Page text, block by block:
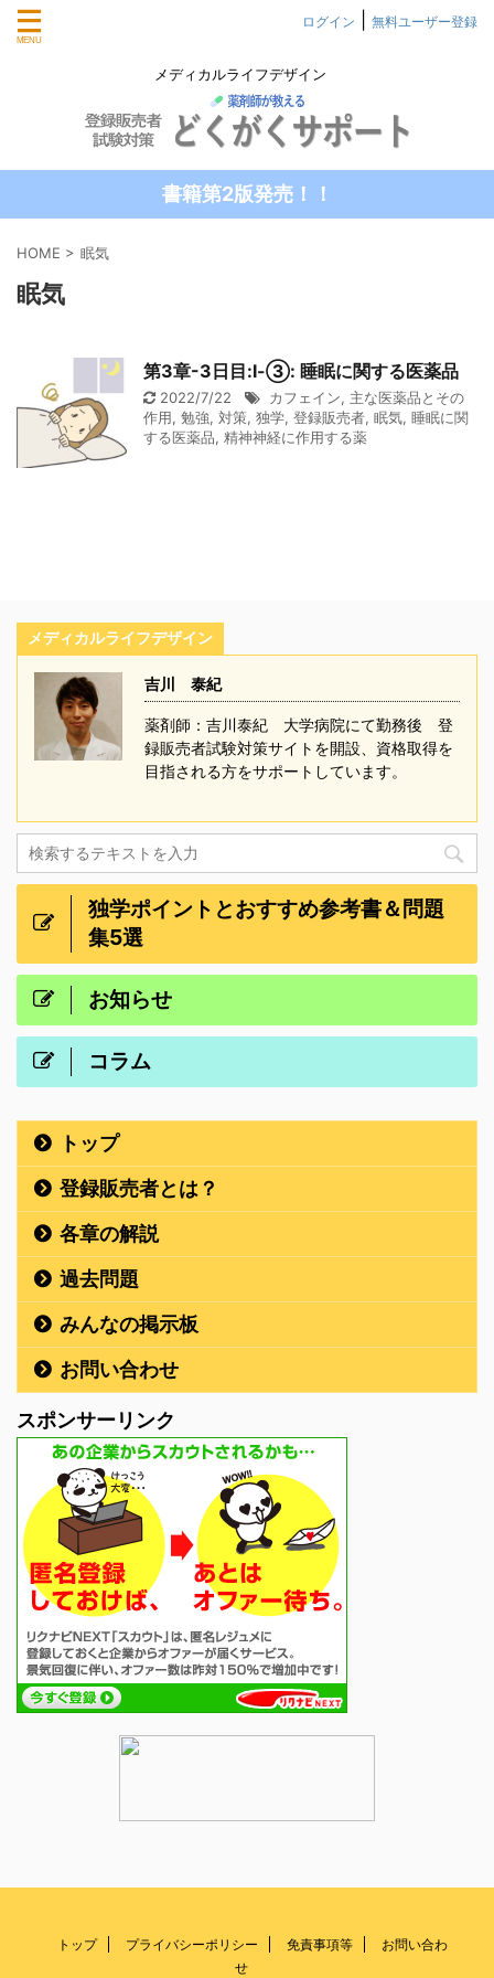
メディカルライフデザイン
ログイン 無料ユーザー登録
書籍第2版発売！！
HOME > 眠気
眠気
第3章-3日目:Ⅰ-③: 睡眠に関する医薬品
2022/7/22 カフェイン, 主な医薬品とその
作用, 勉強, 対策, 独学, 登録販売者, 眠気, 睡眠に関
する医薬品, 精神神経に作用する薬
メディカルライフデザイン
吉川 泰紀
薬剤師：吉川泰紀 大学病院にて勤務後 登
録販売者試験対策サイトを開設、資格取得を
目指される方をサポートしています。
独学ポイントとおすすめ参考書＆問題
集5選
お知らせ
コラム
トップ
登録販売者とは？
各章の解説
過去問題
みんなの掲示板
お問い合わせ
スポンサーリンク
トップ プライバシーポリシー 免責事項等
お問い合わ
せ